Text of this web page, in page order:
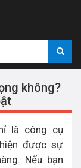
không?
là công cụ
được sự
Nếu bạn